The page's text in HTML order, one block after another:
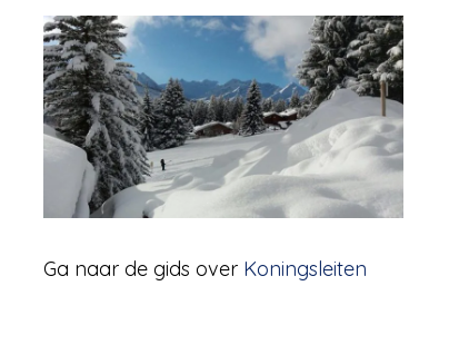
Ga naar de gids over Koningsleiten